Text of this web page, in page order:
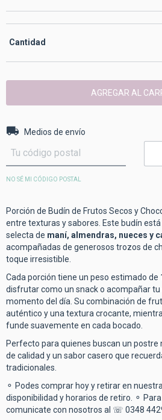
Cantidad
Entregas para el CP:
Medios de envío
NO SÉ MI CÓDIGO POSTAL
Porción de Budín de Frutos Secos y
entre texturas y sabores. Este budín
selecta de maní, almendras, nueces y
acompañadas de generosos trozos de
toque irresistible.
Cada porción tiene un peso estimado de
disfrutar como un snack o acompañar
momento del día. Su combinación de
auténtico y una textura crocante,
funde suavemente en cada bocado.
Perfecto para quienes buscan un postre
de calidad y un sabor casero que
tradicionales.
⚬ Podes comprar hoy y retirar en
disponibilidad y horarios de retiro. ⚬
comunicate con nosotros al ☏ 0348